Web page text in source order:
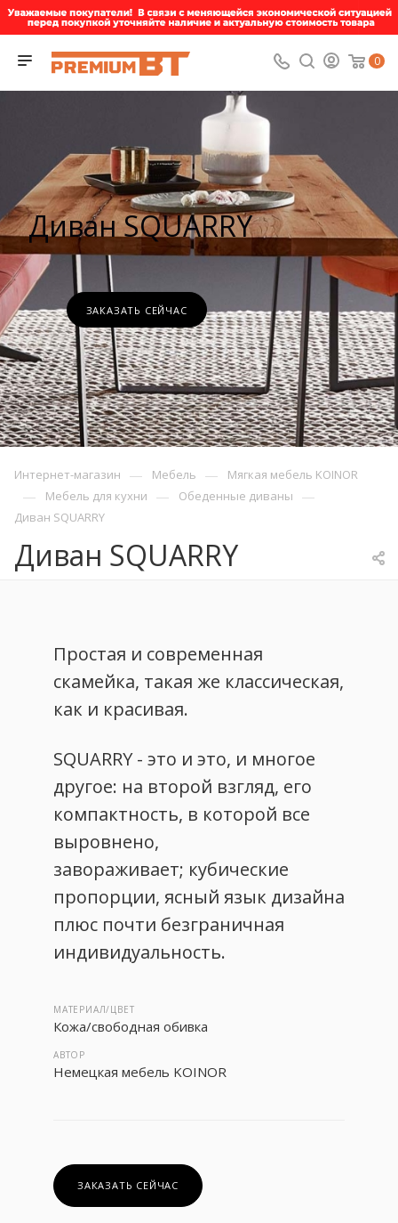
0
Диван SQUARRY
ЗАКАЗАТЬ СЕЙЧАС
Интернет-магазин — Мебель — Мягкая мебель KOINOR
— Мебель для кухни — Обеденные диваны —
Диван SQUARRY
Диван SQUARRY
Простая и современная
скамейка, такая же классическая,
как и красивая.
SQUARRY - это и это, и многое
другое: на второй взгляд, его
компактность, в которой все
выровнено,
завораживает; кубические
пропорции, ясный язык дизайна
плюс почти безграничная
индивидуальность.
МАТЕРИАЛ/ЦВЕТ
Кожа/свободная обивка
АВТОР
Немецкая мебель KOINOR
ЗАКАЗАТЬ СЕЙЧАС